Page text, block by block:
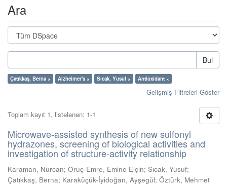
Ara
Bul
Çatıkkaş, Berna × Alzheimer's × Sıcak, Yusuf × Antioxidant ×
Gelişmiş Filtreleri Göster
Toplam kayıt 1, listelenen: 1-1
Microwave-assisted synthesis of new sulfonyl
hydrazones, screening of biological activities and
investigation of structure-activity relationship
Karaman, Nurcan; Oruç-Emre, Emine Elçin; Sıcak, Yusuf;
Çatıkkaş, Berna; Karaküçük-İyidoğan, Ayşegül; Öztürk, Mehmet